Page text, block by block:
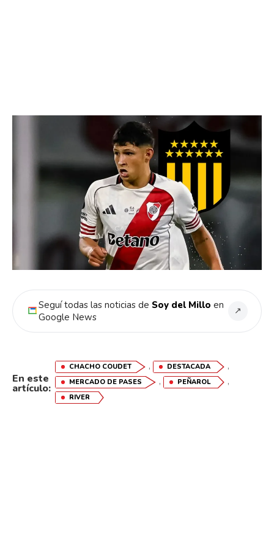
Seguí todas las noticias de Soy del Millo en
Google News
↗
En este
artículo:
CHACHO COUDET , DESTACADA ,
MERCADO DE PASES , PEÑAROL ,
RIVER